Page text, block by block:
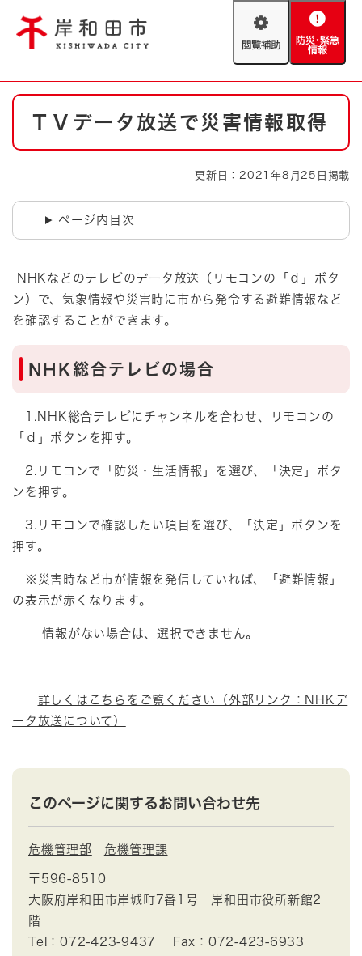
閲
助
防
緊
情
やさしい日本語
背景色変更 白 黒 青
とじる
防災・緊急情報 救急・消防
ハザードマップ AED設置箇所
本
ＴＶデータ放送で災害情報取得
更新日：2021年8月25日掲載
ページ内目次
NHKなどのテレビのデータ放送（リモコンの「ｄ」ボタ
ン）で、気象情報や災害時に市から発令する避難情報など
を確認することができます。
NHK総合テレビの場合
1.NHK総合テレビにチャンネルを合わせ、リモコンの
「ｄ」ボタンを押す。
2.リモコンで「防災・生活情報」を選び、「決定」ボタ
ンを押す。
3.リモコンで確認したい項目を選び、「決定」ボタンを
押す。
※災害時など市が情報を発信していれば、「避難情報」
の表示が赤くなります。
情報がない場合は、選択できません。
詳しくはこちらをご覧ください（外部リンク：NHKデ
ータ放送について）
このページに関するお問い合わせ先
危機管理部 危機管理課
〒596-8510
大阪府岸和田市岸城町7番1号 岸和田市役所新館2
階
Tel：072-423-9437
Fax：072-423-6933